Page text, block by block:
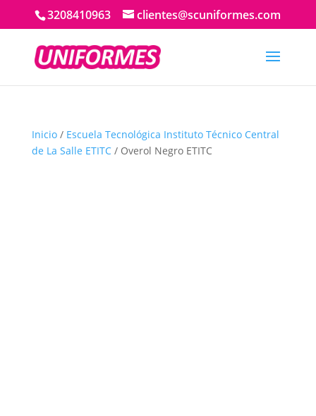
3208410963 clientes@scuniformes.com
Inicio/ Escuela Tecnológica Instituto Técnico Central
de La Salle ETITC/ Overol Negro ETITC